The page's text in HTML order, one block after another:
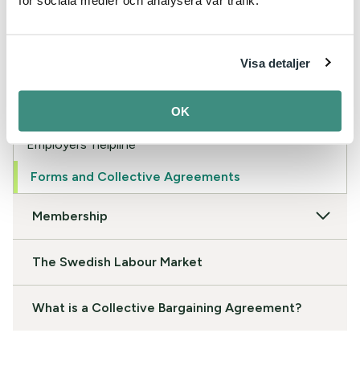
Visa detaljer
OK
Employers’ helpline
Forms and Collective Agreements
Membership
The Swedish Labour Market
What is a Collective Bargaining Agreement?